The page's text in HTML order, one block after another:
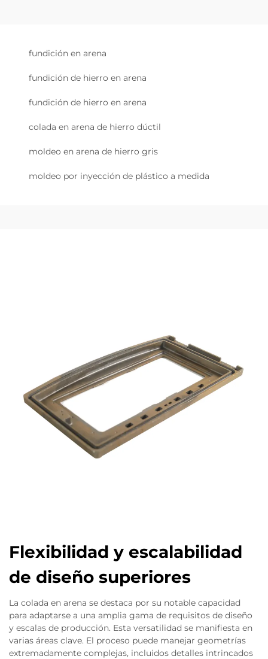
fundición en arena
fundición de hierro en arena
fundición de hierro en arena
colada en arena de hierro dúctil
moldeo en arena de hierro gris
moldeo por inyección de plástico a medida
Flexibilidad y escalabilidad
de diseño superiores
La colada en arena se destaca por su notable capacidad
para adaptarse a una amplia gama de requisitos de diseño
y escalas de producción. Esta versatilidad se manifiesta en
varias áreas clave. El proceso puede manejar geometrías
extremadamente complejas, incluidos detalles intrincados